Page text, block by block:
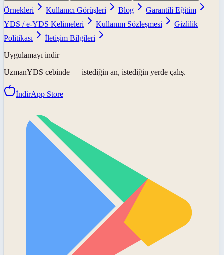
Örnekleri
Kullanıcı Görüşleri Blog
Garantili Eğitim
YDS / e-YDS Kelimeleri
Kullanım Sözleşmesi
Gizlilik
Politikası
İletişim Bilgileri
Uygulamayı indir
UzmanYDS cebinde — istediğin an, istediğin yerde çalış.
İndirApp Store